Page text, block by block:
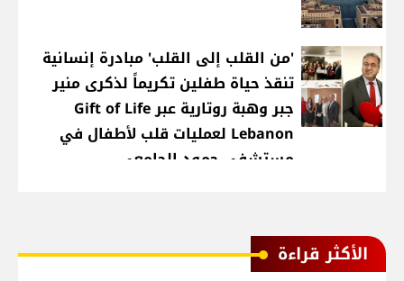
'من القلب إلى القلب' مبادرة إنسانية
تنقذ حياة طفلين تكريماً لذكرى منير
جبر وهبة روتارية عبر Gift of Life
Lebanon لعمليات قلب لأطفال في
مستشفى حمود الجامعي
الأكثر قراءة